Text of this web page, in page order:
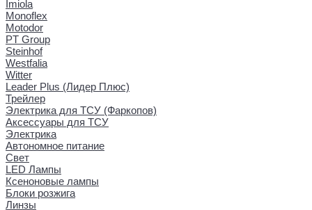
Imiola
Monoflex
Motodor
PT Group
Steinhof
Westfalia
Witter
Leader Plus (Лидер Плюс)
Трейлер
Электрика для ТСУ (Фаркопов)
Аксессуары для ТСУ
Электрика
Автономное питание
Свет
LED Лампы
Ксеноновые лампы
Блоки розжига
Линзы